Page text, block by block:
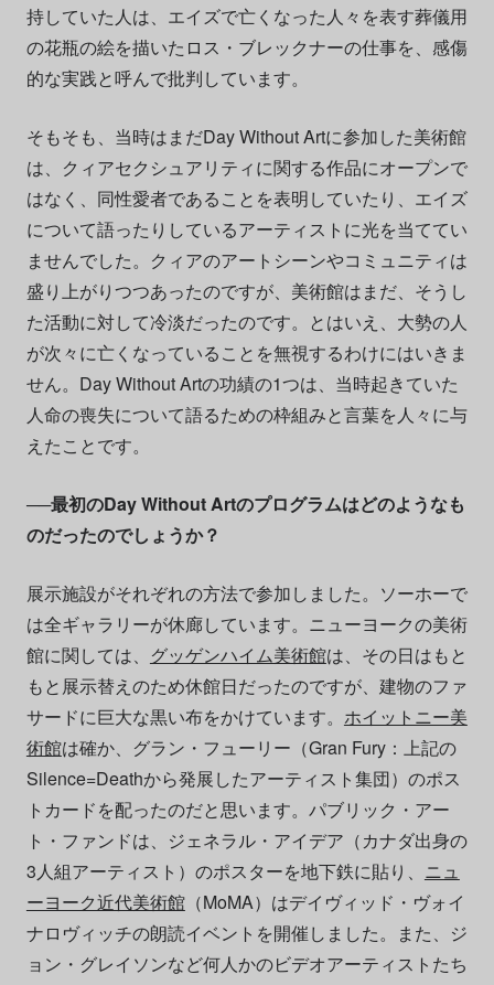
持していた人は、エイズで亡くなった人々を表す葬儀用
の花瓶の絵を描いたロス・ブレックナーの仕事を、感傷
的な実践と呼んで批判しています。
そもそも、当時はまだDay Without Artに参加した美術館
は、クィアセクシュアリティに関する作品にオープンで
はなく、同性愛者であることを表明していたり、エイズ
について語ったりしているアーティストに光を当ててい
ませんでした。クィアのアートシーンやコミュニティは
盛り上がりつつあったのですが、美術館はまだ、そうし
た活動に対して冷淡だったのです。とはいえ、大勢の人
が次々に亡くなっていることを無視するわけにはいきま
せん。Day Without Artの功績の1つは、当時起きていた
人命の喪失について語るための枠組みと言葉を人々に与
えたことです。
──最初のDay Without Artのプログラムはどのようなも
のだったのでしょうか？
展示施設がそれぞれの方法で参加しました。ソーホーで
は全ギャラリーが休廊しています。ニューヨークの美術
館に関しては、 グッゲンハイム美術館は、その日はもと
もと展示替えのため休館日だったのですが、建物のファ
サードに巨大な黒い布をかけています。 ホイットニー美
術館は確か、グラン・フューリー（Gran Fury：上記の
Silence=Deathから発展したアーティスト集団）のポス
トカードを配ったのだと思います。パブリック・アー
ト・ファンドは、ジェネラル・アイデア（カナダ出身の
3人組アーティスト）のポスターを地下鉄に貼り、 ニュ
ーヨーク近代美術館（MoMA）はデイヴィッド・ヴォイ
ナロヴィッチの朗読イベントを開催しました。また、ジ
ョン・グレイソンなど何人かのビデオアーティストたち